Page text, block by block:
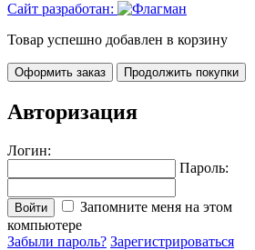
Сайт разработан:
Товар успешно добавлен в корзину
Оформить заказ Продолжить покупки
Авторизация
Логин:
Пароль:
Войти
Запомните меня на этом
компьютере
Забыли пароль? Зарегистрироваться